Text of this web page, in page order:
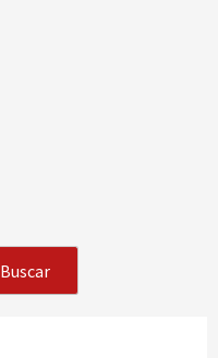
Buscar